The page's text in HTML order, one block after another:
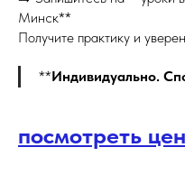
Минск**
Получите практику и
**Индивидуально.
посмотреть